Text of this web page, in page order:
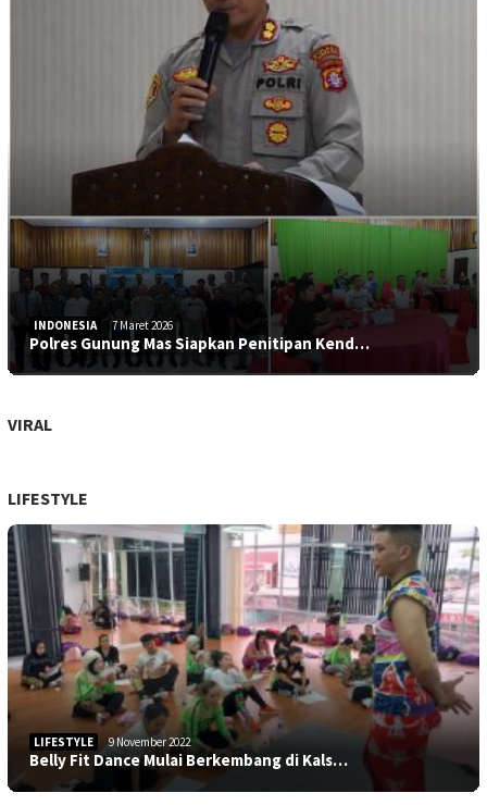
INDONESIA 7 Maret 2026
Polres Gunung Mas Siapkan Penitipan Kend…
VIRAL
LIFESTYLE
LIFESTYLE 9 November 2022
Belly Fit Dance Mulai Berkembang di Kals…